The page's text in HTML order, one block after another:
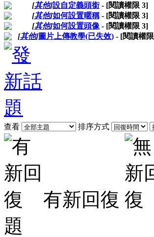
[其他]設自定義頭銜 - [閱讀權限 3]
[其他]如何設置暱稱- [閱讀權限 3]
[其他]如何設置頭像 - [閱讀權限 3]
[其他]圖片上傳教學(已失效) - [閱讀權限
查看 排序方式
有新回復
題